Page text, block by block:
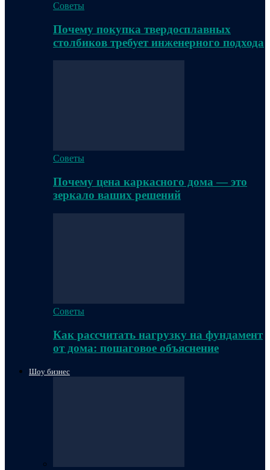
Советы
Почему покупка твердосплавных
столбиков требует инженерного подхода
Советы
Почему цена каркасного дома — это
зеркало ваших решений
Советы
Как рассчитать нагрузку на фундамент
от дома: пошаговое объяснение
Шоу бизнес